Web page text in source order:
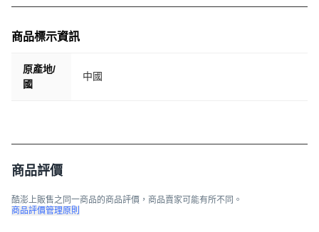
商品標示資訊
原產地/
國
中國
商品評價
酷澎上販售之同一商品的商品評價，商品賣家可能有所不同。
商品評價管理原則